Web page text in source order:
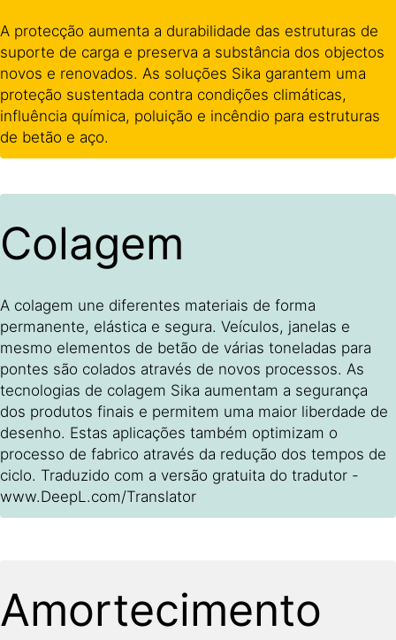
A protecção aumenta a durabilidade das estruturas de
suporte de carga e preserva a substância dos objectos
novos e renovados. As soluções Sika garantem uma
proteção sustentada contra condições climáticas,
influência química, poluição e incêndio para estruturas
de betão e aço.
Colagem
A colagem une diferentes materiais de forma
permanente, elástica e segura. Veículos, janelas e
mesmo elementos de betão de várias toneladas para
pontes são colados através de novos processos. As
tecnologias de colagem Sika aumentam a segurança
dos produtos finais e permitem uma maior liberdade de
desenho. Estas aplicações também optimizam o
processo de fabrico através da redução dos tempos de
ciclo. Traduzido com a versão gratuita do tradutor -
www.DeepL.com/Translator
Amortecimento